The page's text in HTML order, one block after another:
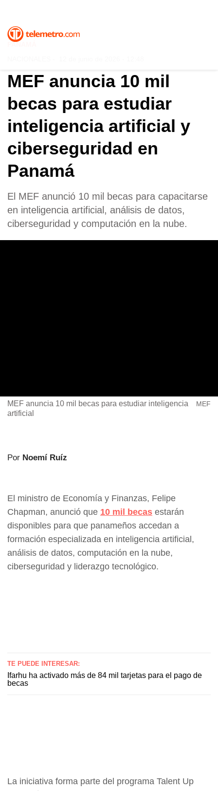
PANAMÁ
MEF anuncia 10 mil
becas para estudiar
inteligencia artificial y
ciberseguridad en
Panamá
El MEF anunció 10 mil becas para capacitarse
en inteligencia artificial, análisis de datos,
ciberseguridad y computación en la nube.
MEF anuncia 10 mil becas para estudiar inteligencia
artificial
MEF
Por Noemí Ruíz
El ministro de Economía y Finanzas, Felipe
Chapman, anunció que 10 mil becas estarán
disponibles para que panameños accedan a
formación especializada en inteligencia artificial,
análisis de datos, computación en la nube,
ciberseguridad y liderazgo tecnológico.
TE PUEDE INTERESAR:
Ifarhu ha activado más de 84 mil tarjetas para el pago de
becas
La iniciativa forma parte del programa Talent Up